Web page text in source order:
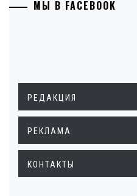
МЫ В FACEBOOK
РЕДАКЦИЯ
РЕКЛАМА
КОНТАКТЫ